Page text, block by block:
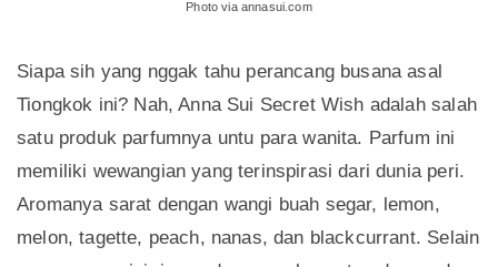
Photo via annasui.com
Siapa sih yang nggak tahu perancang busana asal
Tiongkok ini? Nah, Anna Sui Secret Wish adalah salah
satu produk parfumnya untu para wanita. Parfum ini
memiliki wewangian yang terinspirasi dari dunia peri.
Aromanya sarat dengan wangi buah segar, lemon,
melon, tagette, peach, nanas, dan blackcurrant. Selain